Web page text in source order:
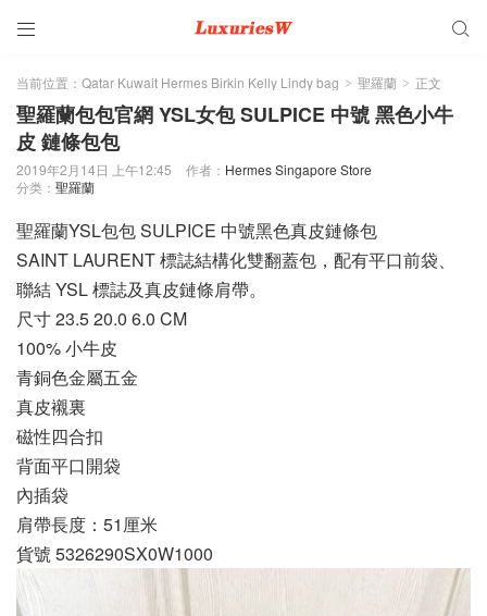
 
当前位置： Qatar Kuwait Hermes Birkin Kelly Lindy bag > 聖羅蘭 > 正文
聖羅蘭包包官網 YSL女包 SULPICE 中號 黑色小牛
皮 鏈條包包
2019年2月14日 上午12:45 作者： Hermes Singapore Store
分类： 聖羅蘭
聖羅蘭YSL包包 SULPICE 中號黑色真皮鏈條包
SAINT LAURENT 標誌結構化雙翻蓋包，配有平口前袋、
聯結 YSL 標誌及真皮鏈條肩帶。
尺寸 23.5 20.0 6.0 CM
100% 小牛皮
青銅色金屬五金
真皮襯裏
磁性四合扣
背面平口開袋
內插袋
肩帶長度：51厘米
貨號 5326290SX0W1000